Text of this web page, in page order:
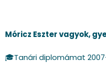
Móricz Eszter vagyok,
🎓Tanári diplomámat